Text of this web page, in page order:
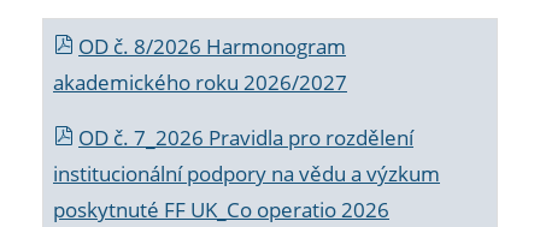
OD č. 8/2026 Harmonogram
akademického roku 2026/2027
OD č. 7_2026 Pravidla pro rozdělení
institucionální podpory na vědu a výzkum
poskytnuté FF UK_Co operatio 2026